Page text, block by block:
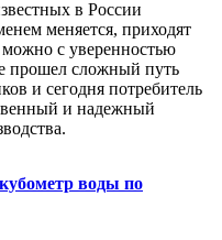
в России
меняется, приходят
с уверенностью
прошел сложный путь
и сегодня потребитель
и надежный
воды по